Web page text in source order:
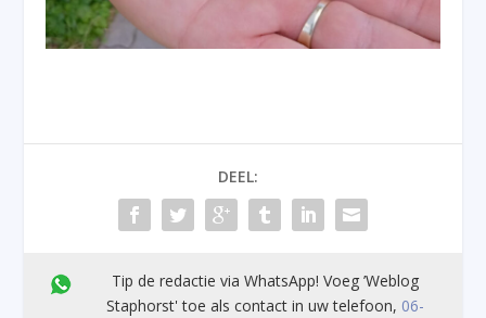
DEEL:
Tip de redactie via WhatsApp! Voeg ’Weblog
Staphorst' toe als contact in uw telefoon, 06-